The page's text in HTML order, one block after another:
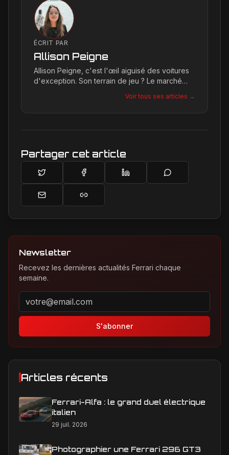
ÉCRIT PAR
Allison Peigne
Allison Peigne, c'est l'œil aiguisé des voitures
d'exception. Son terrain de jeu ? Le marché
une passion contagieuse les dernières
créations, notamment chez Ferrari, sa marque
Voir tous ses articles →
Partager cet article
Newsletter
Recevez les dernières actualités Ferrari chaque
semaine.
Adresse email pour la newsletter
S'abonner
Articles récents
Ferrari-Alfa : le grand duel électrique
italien
29 juil. 2026
Photographier une Ferrari 296 GT3